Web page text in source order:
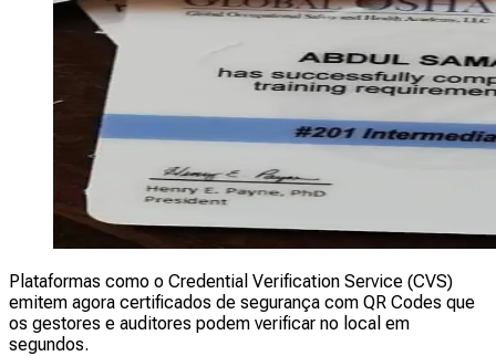
Plataformas como o Credential Verification Service (CVS)
emitem agora certificados de segurança com QR Codes que
os gestores e auditores podem verificar no local em
segundos.